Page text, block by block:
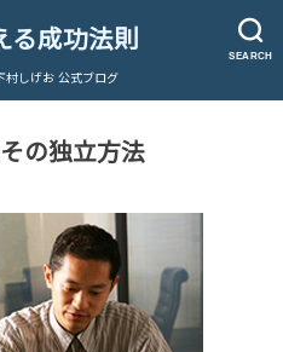
SEARCH
る成功法則
村しげお 公式ブログ
の独立方法